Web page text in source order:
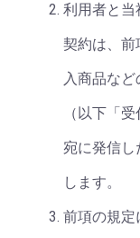
利用者と当
契約は、前
入商品な
（以下「
宛に発信し
します。
前項の規定